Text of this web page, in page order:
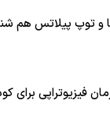
و توپ پیلاتس هم
فیزیوتراپی برای